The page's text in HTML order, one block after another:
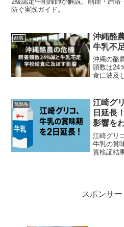
防ぐ実践ガイド。
酪農
沖縄酪
牛乳不
沖縄の酪
頭数は24
食に波及
乳製品
江崎グ
日延長
影響を
江崎グリ
牛乳の賞
質検証結
スポンサー